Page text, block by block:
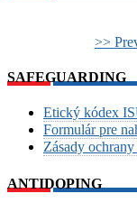
>>
SAFEGUARDING
Etický kódex
Formulár pre
Zásady
ANTIDOPING